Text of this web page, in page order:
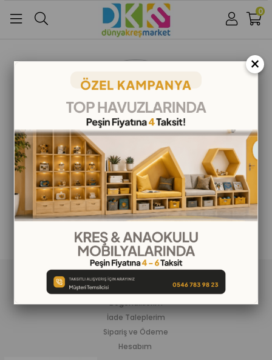
Google İle Bağlan
0
ALIŞVERİŞ BİLGİLERİ
Beğendiklerim
İade Taleplerim
Sipariş ve Ödeme
Hesabım
×